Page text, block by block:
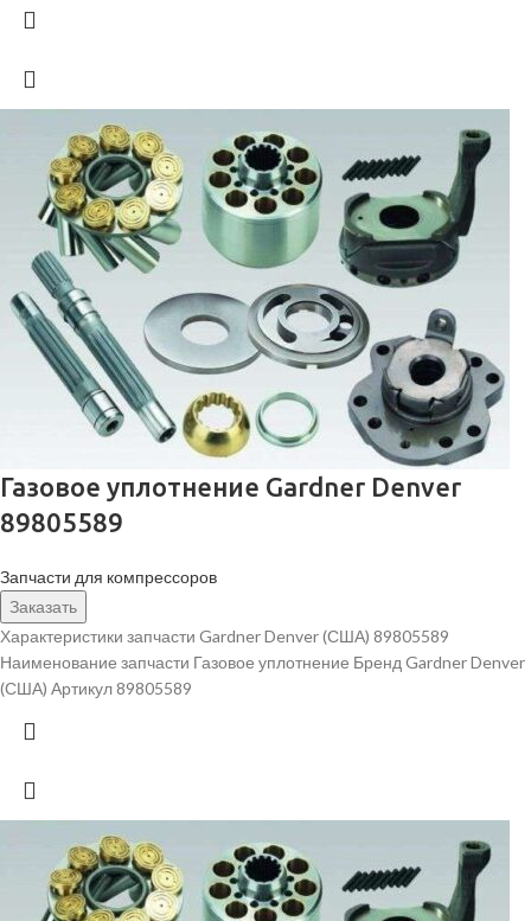
Газовое уплотнение Gardner Denver
89805589
Запчасти для компрессоров
Заказать
Характеристики запчасти Gardner Denver (США) 89805589
Наименование запчасти Газовое уплотнение Бренд Gardner Denver
(США) Артикул 89805589